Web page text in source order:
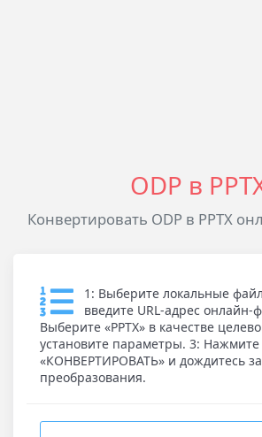
ODP в
Конвертировать ODP в PPTX
1: Выберите локальные
введите URL-адрес онлайн-
Выберите «PPTX» в качестве
установите параметры. 3: Нажмите
«КОНВЕРТИРОВАТЬ» и дождитесь
преобразования.